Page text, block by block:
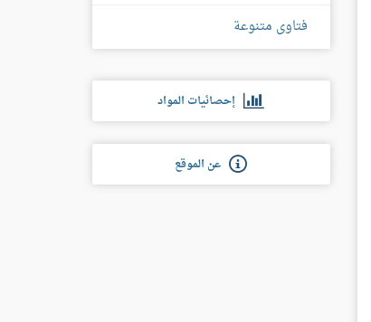
فتاوى متنوعة
إحصائيات المواد
عن الموقع